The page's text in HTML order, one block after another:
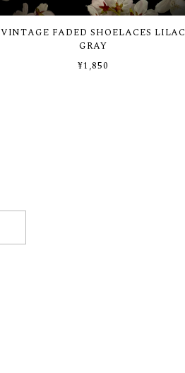
VINTAGE FADED SHOELACES LILAC
GRAY
¥1,850